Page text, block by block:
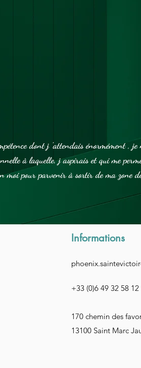
outils qu’elle utilise et son expérience
et très riche, me permettant de me
et l’atmosphère des entretiens a
dont j 'attendais énormément ,
à laquelle, j aspirais et qui me
moi pour parvenir à sortir de ma zone
Informations
+33 (0)6 49 32 58 12
170 chemin des
13100 Saint Marc